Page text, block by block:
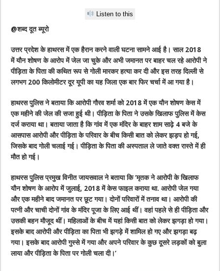
Listen to this
@शब्द दूत ब्यूरो
उत्तर प्रदेश के हाथरस में एक हैरान करने वाली घटना सामने आई है। साल 2018
में यौन शोषण के आरोप में जेल जा चुके और अभी जमानत पर बाहर चल रहे आरोपी ने
पीड़िता के पिता की कथित रूप से गोली मारकर हत्या कर दी और इस तरह दिल्ली से
लगभग 200 किलोमीटर दूर यूपी का यह जिला एक बार फिर चर्चा में आ गया है।
हाथरस पुलिस ने बताया कि आरोपी गौरव शर्मा को 2018 में एक यौन शोषण केस में
एक महीने की जेल की सजा हुई थी। पीड़िता के पिता ने उसके खिलाफ पुलिस में केस
दर्ज कराया था। बताया जाता है कि गांव में एक मंदिर के बाहर शाम साढ़े 4 बजे के
आसपास आरोपी और पीड़िता के परिवार के बीच किसी बात को लेकर झड़प हो गई,
जिसके बाद गोली चलाई गई। पीड़िता के पिता की अस्पताल ले जाते वक्त रास्ते में ही
मौत हो गई।
हाथरस पुलिस प्रमुख विनीत जायसवाल ने बताया कि ‘मृतक ने आरोपी के खिलाफ
यौन शोषण के आरोप में जुलाई, 2018 में केस फाइल कराया था. आरोपी जेल गया
और एक महीने बाद जमानत पर छूट गया। दोनों परिवारों में तनाव था। आरोपी की
पत्नी और चाची दोनों गांव के मंदिर पूजा के लिए आई थीं। वहां पहले से ही पीड़िता और
उसकी बहन मौजूद थीं। महिलाओं के बीच में यहां किसी बात को लेकर झगड़ा हो गया।
इसके बाद आरोपी और पीड़िता का पिता भी झगड़े में शामिल हो गए और झगड़ा बढ़
गया। इसके बाद आरोपी गुस्से में गया और अपने परिवार के कुछ दूसरे लड़कों को बुला
लाया और पीड़िता के पिता पर गोली चला दी।’